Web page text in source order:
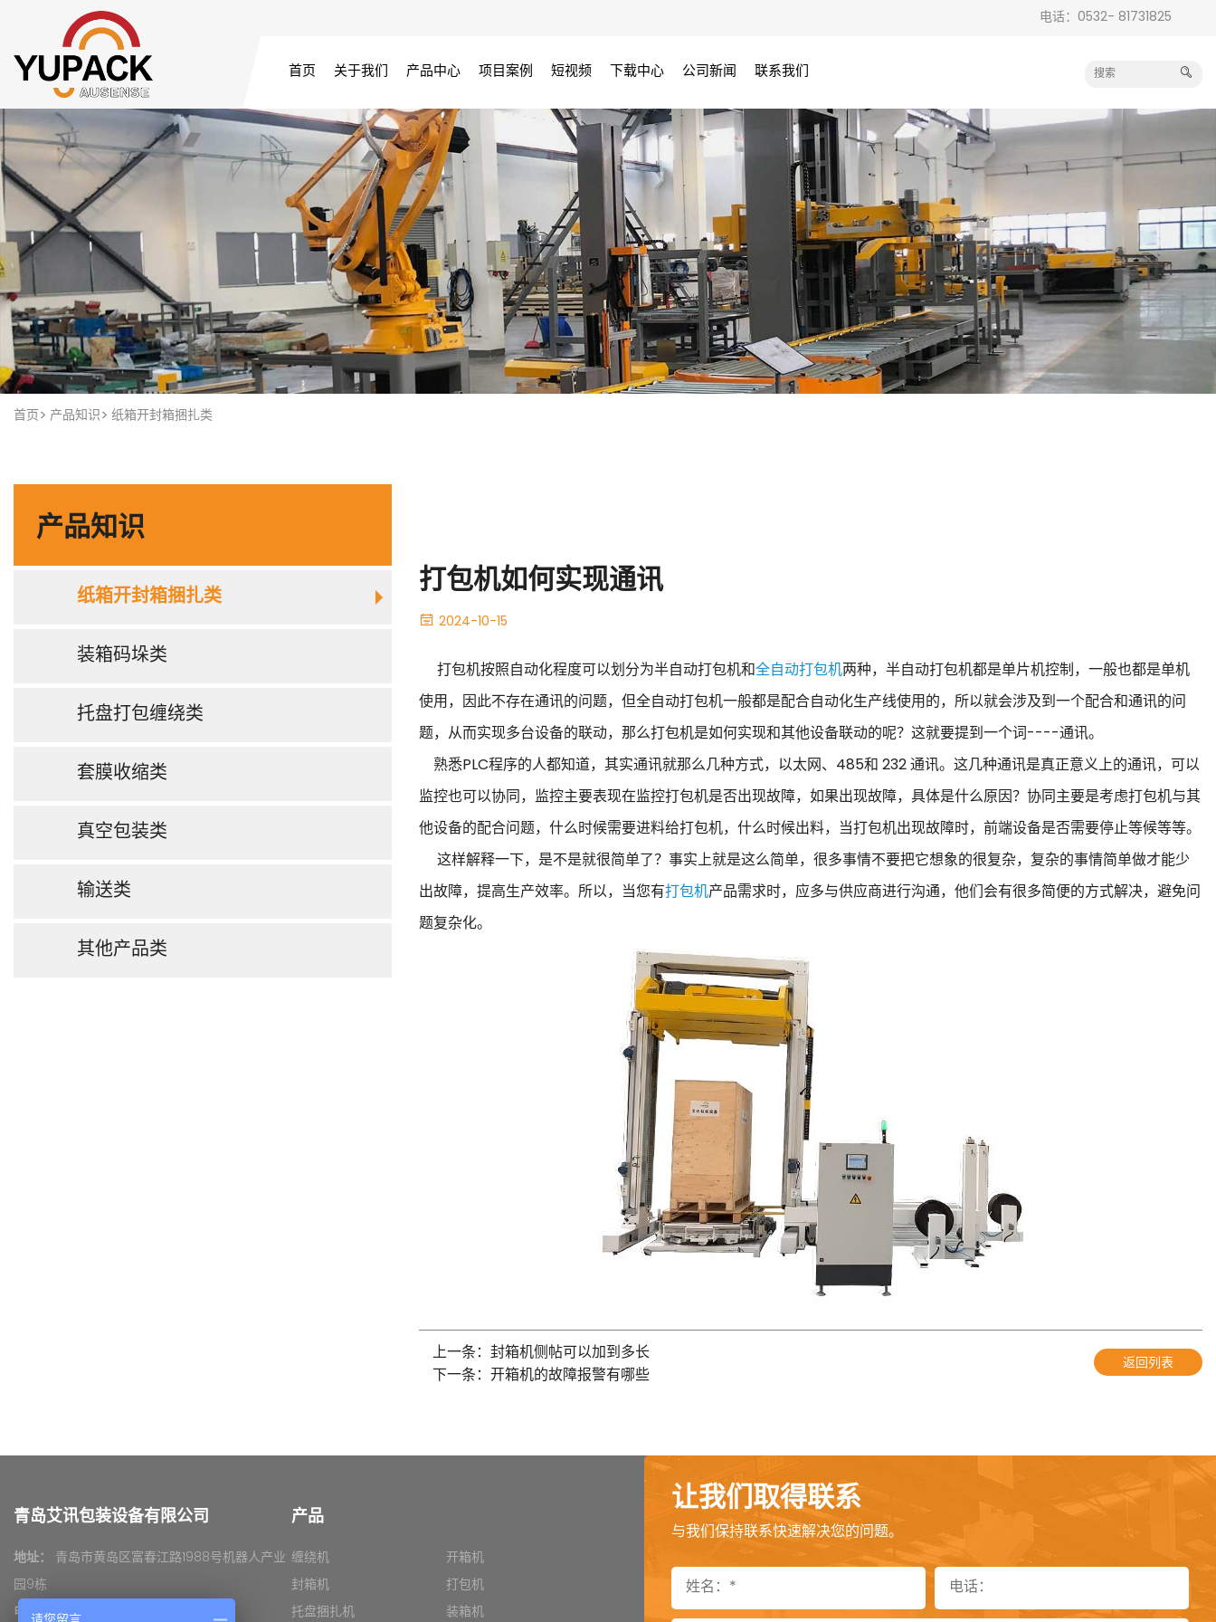
电话：0532- 81731825
首页 关于我们 产品中心 项目案例 短视频 下载中心 公司新闻 联系我们
首页 产品知识 纸箱开封箱捆扎类
产品知识
纸箱开封箱捆扎类
装箱码垛类
托盘打包缠绕类
套膜收缩类
真空包装类
输送类
其他产品类
打包机如何实现通讯
2024-10-15
打包机按照自动化程度可以划分为半自动打包机和全自动打包机两种，半自动打包机都是单片机控制，一般也都是单机
使用，因此不存在通讯的问题，但全自动打包机一般都是配合自动化生产线使用的，所以就会涉及到一个配合和通讯的问
题，从而实现多台设备的联动，那么打包机是如何实现和其他设备联动的呢？这就要提到一个词----通讯。
熟悉PLC程序的人都知道，其实通讯就那么几种方式，以太网、485和 232 通讯。这几种通讯是真正意义上的通讯，可以
监控也可以协同，监控主要表现在监控打包机是否出现故障，如果出现故障，具体是什么原因？协同主要是考虑打包机与其
他设备的配合问题，什么时候需要进料给打包机，什么时候出料，当打包机出现故障时，前端设备是否需要停止等候等等。
这样解释一下，是不是就很简单了？事实上就是这么简单，很多事情不要把它想象的很复杂，复杂的事情简单做才能少
出故障，提高生产效率。所以，当您有打包机产品需求时，应多与供应商进行沟通，他们会有很多简便的方式解决，避免问
题复杂化。
上一条：封箱机侧帖可以加到多长
下一条：开箱机的故障报警有哪些
返回列表
青岛艾讯包装设备有限公司
地址：
青岛市黄岛区富春江路1988号机器人产业
园9栋
电话：0532- 81731825
产品
缠绕机
开箱机
封箱机
打包机
托盘捆扎机
装箱机
让我们取得联系
与我们保持联系快速解决您的问题。